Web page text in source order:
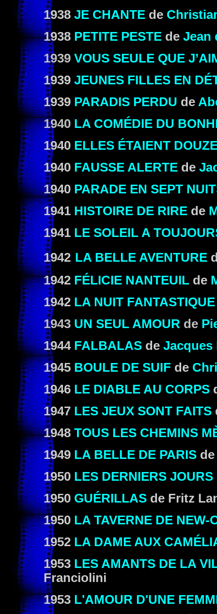
1938 JE CHANTE de
1938 PETITE PESTE de Jean
1939 VOUS SEULE QUE
1939 JEUNES FILLES EN
1939 PARADIS PERDU de
1940 LA COMÉDIE DU
1940 ELLES ÉTAIENT
1940 FAUSSE ALERTE de
1940 PARADE EN SEPT
1941 HISTOIRE DE RIRE de
1941 LE SOLEIL A
1942 LA BELLE AVENTURE
1942 FÉLICIE NANTEUIL de
1942 LA NUIT FANTASTIQUE
1943 UN SEUL AMOUR de
1944 FALBALAS de Jacques
1945 BOULE DE SUIF de
1946 LE DIABLE AU CORPS
1947 LES JEUX SONT FAITS
1948 TOUS LES CHEMINS
1949 LA BELLE DE PARIS
1950 LES DERNIERS JOURS
1950 GUÉRILLAS de Fritz
1950 LA TAVERNE DE NEW-
1952 LA DAME AUX
1953 LES AMANTS DE LA
Franciolini
1953 L'AMOUR D'UNE